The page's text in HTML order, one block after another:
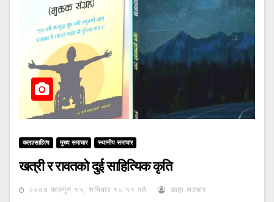
कला/साहित्य मुख्य समाचार स्थानीय समाचार
खत्री र रावतको दुई साहित्यिक कृति
२०७७ फाल्गुन १५, शनिबार १०:११ गते आहा सञ्चार